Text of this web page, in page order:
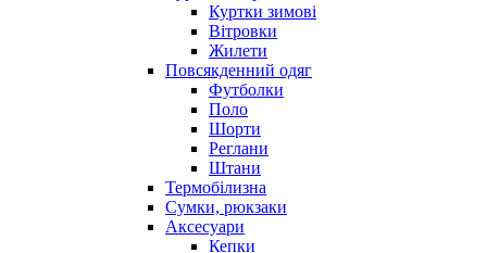
Куртки зимові
Вітровки
Жилети
Повсякденний одяг
Футболки
Поло
Шорти
Реглани
Штани
Термобілизна
Сумки, рюкзаки
Аксесуари
Кепки